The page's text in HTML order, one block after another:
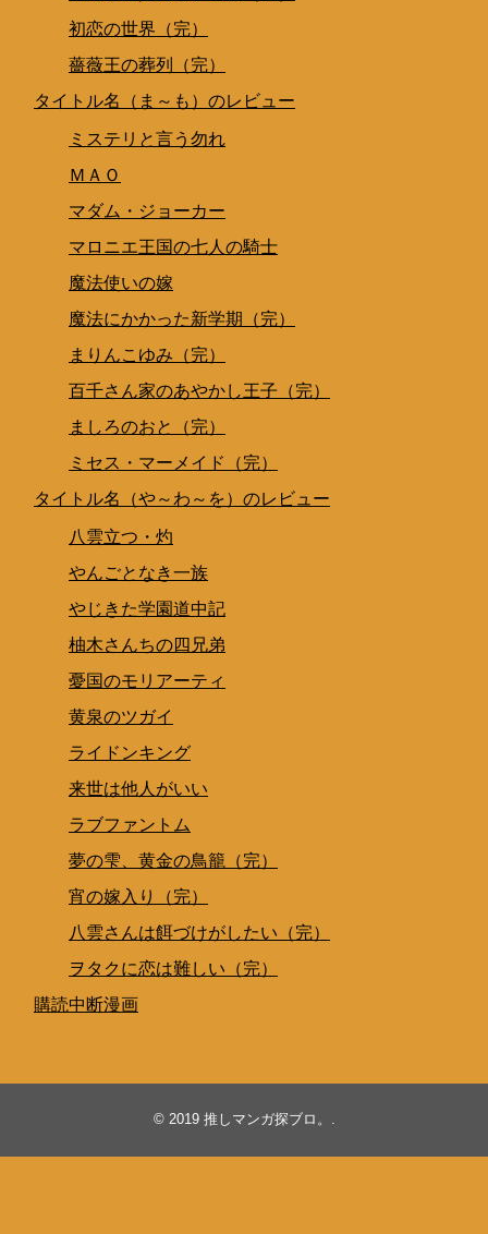
初恋の世界（完）
薔薇王の葬列（完）
タイトル名（ま～も）のレビュー
ミステリと言う勿れ
ＭＡＯ
マダム・ジョーカー
マロニエ王国の七人の騎士
魔法使いの嫁
魔法にかかった新学期（完）
まりんこゆみ（完）
百千さん家のあやかし王子（完）
ましろのおと（完）
ミセス・マーメイド（完）
タイトル名（や～わ～を）のレビュー
八雲立つ・灼
やんごとなき一族
やじきた学園道中記
柚木さんちの四兄弟
憂国のモリアーティ
黄泉のツガイ
ライドンキング
来世は他人がいい
ラブファントム
夢の雫、黄金の鳥籠（完）
宵の嫁入り（完）
八雲さんは餌づけがしたい（完）
ヲタクに恋は難しい（完）
購読中断漫画
© 2019 推しマンガ探ブロ。 .